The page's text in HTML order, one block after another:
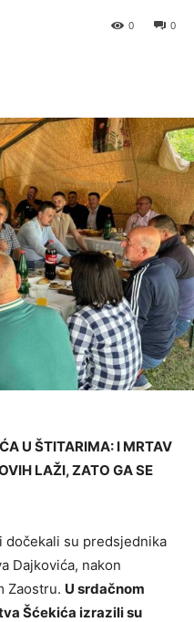
0
0
U ŠTITARIMA: I MRTAV
LAŽI, ZATO GA SE
dočekali su predsjednika
Dajkovića, nakon
Zaostru. U srdačnom
Šćekića izrazili su